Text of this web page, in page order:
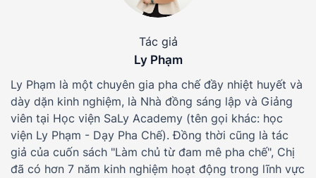
Tác giả
Ly Phạm
Ly Phạm là một chuyên gia pha chế đầy nhiệt huyết và
dày dặn kinh nghiệm, là Nhà đồng sáng lập và Giảng
viên tại Học viện SaLy Academy (tên gọi khác: học
viện Ly Phạm - Dạy Pha Chế). Đồng thời cũng là tác
giả của cuốn sách "Làm chủ từ đam mê pha chế", Chị
đã có hơn 7 năm kinh nghiệm hoạt động trong lĩnh vực